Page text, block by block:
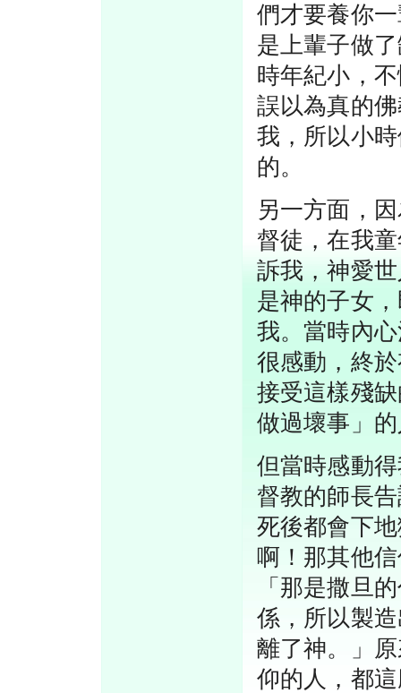
們才要養你
是上輩子做
時年紀小，
誤以為真的
我，所以小
的。
另一方面，
督徒，在我
訴我，神愛
是神的子女
我。當時內
很感動，終
接受這樣殘
做過壞事」
但當時感動
督教的師長
死後都會下
啊！那其他
「那是撒旦
係，所以製
離了神。」
仰的人，都